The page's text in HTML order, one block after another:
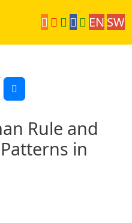
EN SW
Rule and
in